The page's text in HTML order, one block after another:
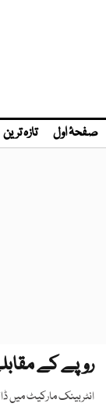
صفحۂ اول تازہ ترین
روپے کے